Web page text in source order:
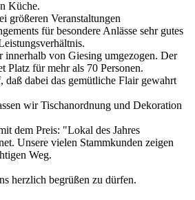
Küche.
größeren Veranstaltungen
für besondere Anlässe sehr gutes
innerhalb von Giesing umgezogen. Der
Platz für mehr als 70 Personen.
daß dabei das gemütliche Flair gewahrt
wir Tischanordnung und Dekoration
dem Preis: "Lokal des Jahres
Unsere vielen Stammkunden zeigen
Weg.
herzlich begrüßen zu dürfen.